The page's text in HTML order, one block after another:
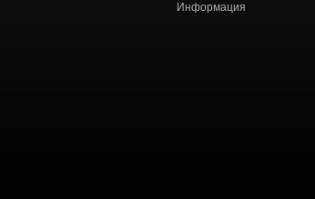
Информация